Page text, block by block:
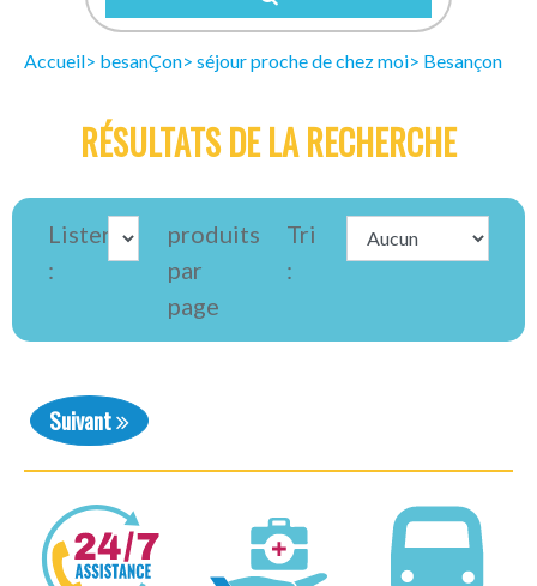
Séjours
Accueil besanÇon séjour proche de chez moi Besançon
RÉSULTATS DE LA RECHERCHE
Lister
:
produits
par
page
Tri
:
Suivant